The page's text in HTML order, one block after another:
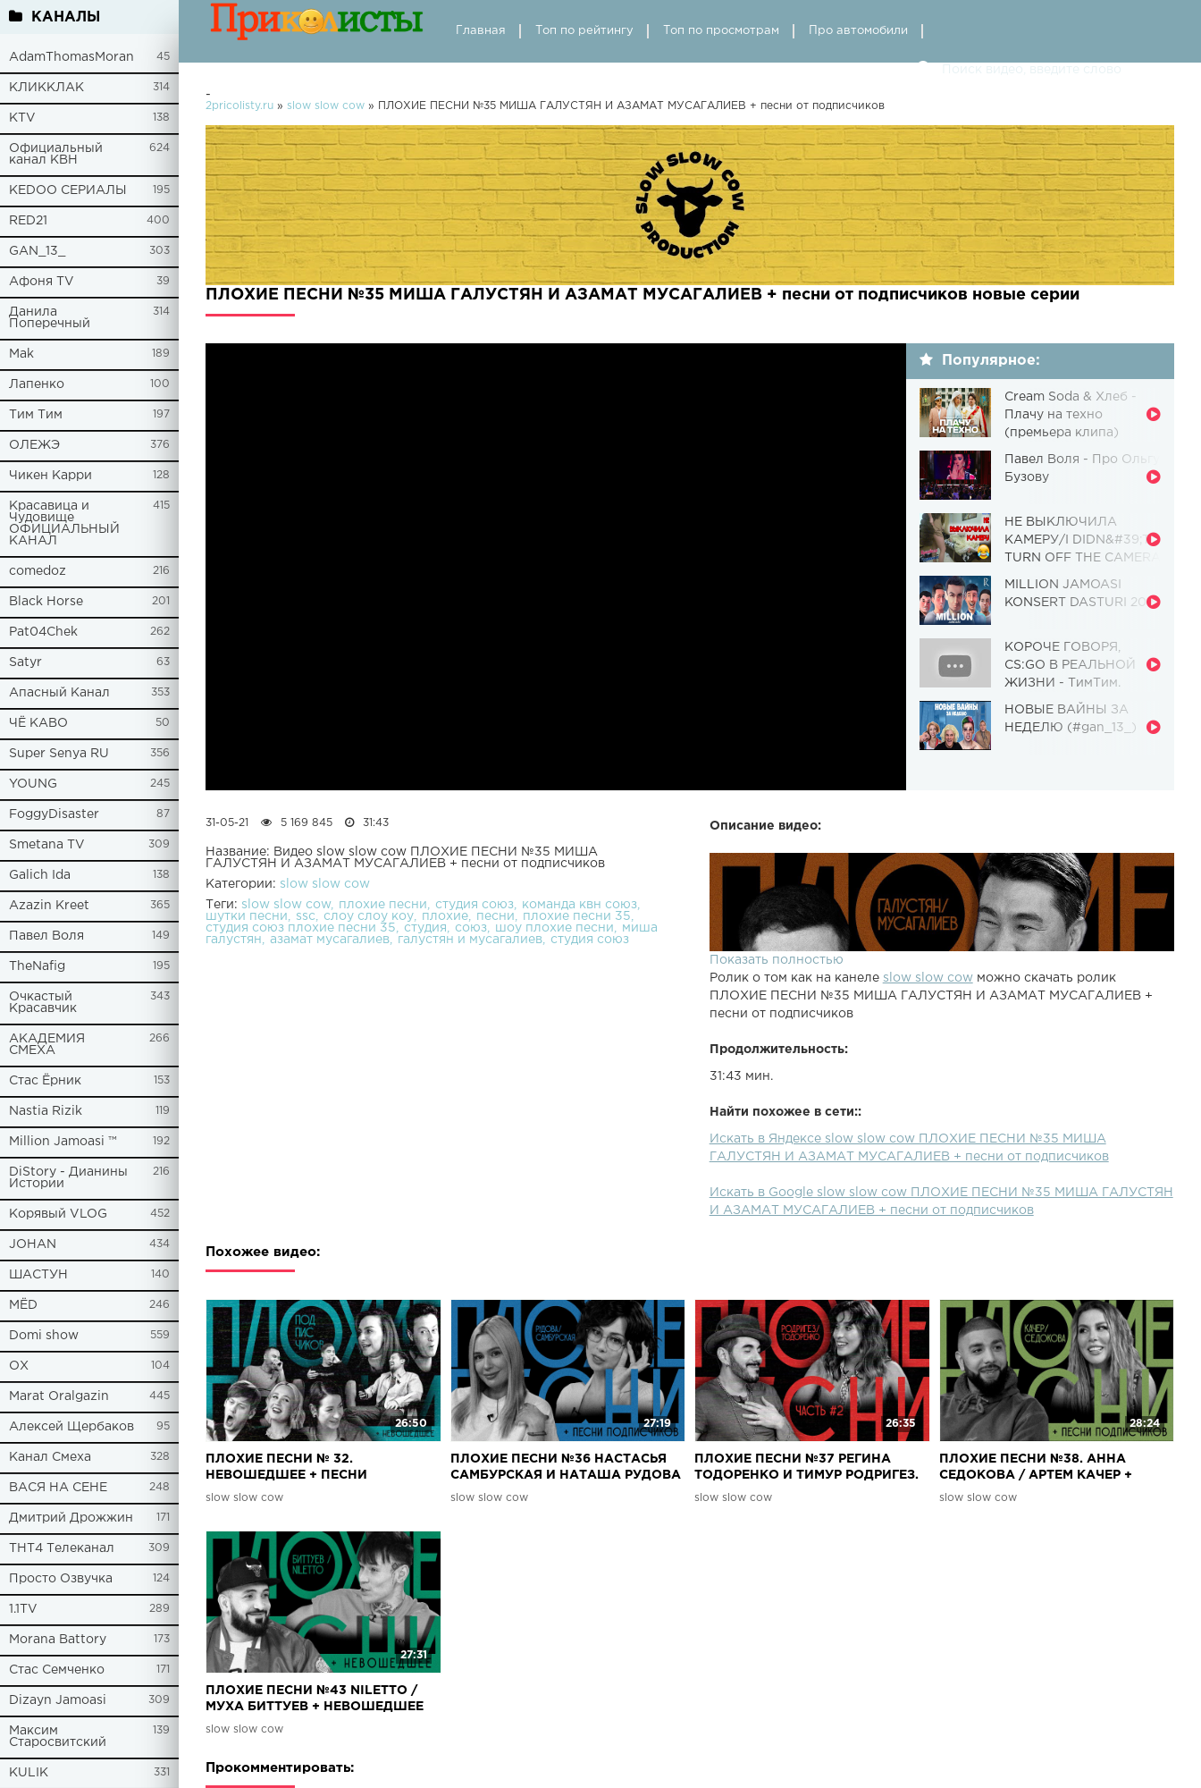
КАНАЛЫ
AdamThomasMoran 45
КЛИККЛАК 314
KTV 138
Официальный
канал КВН
624
KEDOO СЕРИАЛЫ 195
RED21 400
GAN_13_ 303
Афоня TV 39
Данила
Поперечный
314
Mak 189
Лапенко 100
Tим Тим 197
ОЛЕЖЭ 376
Чикен Карри 128
Красавица и
Чудовище
ОФИЦИАЛЬНЫЙ
КАНАЛ
415
comedoz 216
Black Horse 201
Pat04Chek 262
Satyr 63
Апасный Канал 353
ЧЁ КАВО 50
Super Senya RU 356
YOUNG 245
FoggyDisaster 87
Smetana TV 309
Galich Ida 138
Azazin Kreet 365
Павел Воля 149
TheNafig 195
Очкастый
Красавчик
343
АКАДЕМИЯ
СМЕХА
266
Стас Ёрник 153
Nastia Rizik 119
Million Jamoasi ™ 192
DiStory - Дианины
Истории
216
Корявый VLOG 452
JOHAN 434
ШАСТУН 140
МЁD 246
Domi show 559
ОХ 104
Marat Oralgazin 445
Алексей Щербаков 95
Канал Смеха 328
ВАСЯ НА СЕНЕ 248
Дмитрий Дрожжин 171
ТНТ4 Телеканал 309
Просто Озвучка 124
1.1TV 289
Morana Battory 173
Стас Семченко 171
Dizayn Jamoasi 309
Максим
Старосвитский
139
KULIK 331
Главная Топ по рейтингу Топ по просмотрам Про автомобили
-
2pricolisty.ru » slow slow cow » ПЛОХИЕ ПЕСНИ №35 МИША ГАЛУСТЯН И АЗАМАТ МУСАГАЛИЕВ + песни от подписчиков
ПЛОХИЕ ПЕСНИ №35 МИША ГАЛУСТЯН И АЗАМАТ МУСАГАЛИЕВ + песни от подписчиков новые серии
Популярное:
Cream Soda & Хлеб -
Плачу на техно
(премьера клипа)
Павел Воля - Про Ольгу
Бузову
НЕ ВЫКЛЮЧИЛА
КАМЕРУ/I DIDN&#39;T
TURN OFF THE CAMERA
Чудовище] (Выпуск 110)
MILLION JAMOASI
KONSERT DASTURI 2019
КОРОЧЕ ГОВОРЯ,
CS:GO В РЕАЛЬНОЙ
ЖИЗНИ - ТимТим.
НОВЫЕ ВАЙНЫ ЗА
НЕДЕЛЮ (#gan_13_)
Описание видео:
Показать полностью
Ролик о том как на канеле slow slow cowможно скачать ролик
ПЛОХИЕ ПЕСНИ №35 МИША ГАЛУСТЯН И АЗАМАТ МУСАГАЛИЕВ +
песни от подписчиков
Продолжительность:
31:43 мин.
Найти похожее в сети::
Искать в Яндексе slow slow cow ПЛОХИЕ ПЕСНИ №35 МИША
ГАЛУСТЯН И АЗАМАТ МУСАГАЛИЕВ + песни от подписчиков
Искать в Google slow slow cow ПЛОХИЕ ПЕСНИ №35 МИША ГАЛУСТЯН
И АЗАМАТ МУСАГАЛИЕВ + песни от подписчиков
31-05-21 5 169 845 31:43
Название: Видео slow slow cow ПЛОХИЕ ПЕСНИ №35 МИША
ГАЛУСТЯН И АЗАМАТ МУСАГАЛИЕВ + песни от подписчиков
Категории: slow slow cow
Теги: slow slow cow плохие песни студия союз
команда квн союз
шутки песни
ssc слоу слоу коу плохие песни
плохие песни 35
студия союз плохие песни 35
студия союз шоу плохие песни
миша
галустян
азамат мусагалиев галустян и мусагалиев студия союз
Похожее видео:
26:50
ПЛОХИЕ ПЕСНИ № 32.
НЕВОШЕДШЕЕ + ПЕСНИ
ПОДПИСЧИКОВ. КОКА | ЯРУШИН |
slow slow cow
27:19
ПЛОХИЕ ПЕСНИ №36 НАСТАСЬЯ
САМБУРСКАЯ И НАТАША РУДОВА
+ песни от подписчиков
slow slow cow
26:35
ПЛОХИЕ ПЕСНИ №37 РЕГИНА
ТОДОРЕНКО И ТИМУР РОДРИГЕЗ.
ЧАСТЬ 2 + песни от подписчиков
slow slow cow
28:24
ПЛОХИЕ ПЕСНИ №38. АННА
СЕДОКОВА / АРТЕМ КАЧЕР +
песни от подписчиков
slow slow cow
27:31
ПЛОХИЕ ПЕСНИ №43 NILETTO /
МУХА БИТТУЕВ + НЕВОШЕДШЕЕ
АЗАМАТ и МИША ГАЛУСТЯН /
slow slow cow
Прокомментировать: